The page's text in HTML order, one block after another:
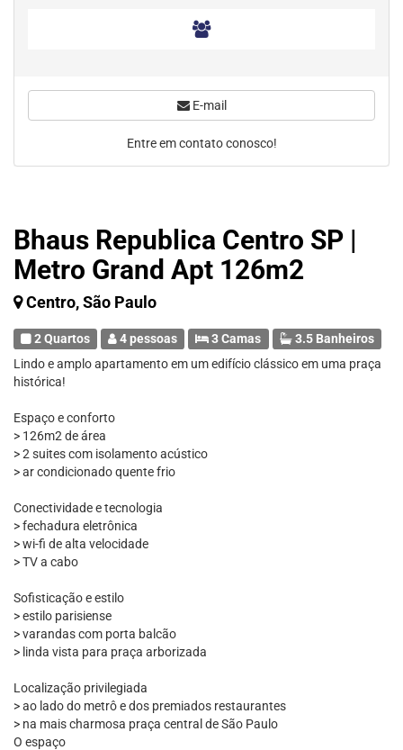
Bhaus Republica Centro SP |
Metro Grand Apt 126m2
Centro, São Paulo
2 Quartos 4 pessoas 3 Camas
3.5 Banheiros
Lindo e amplo apartamento em um edifício clássico em uma praça
histórica!
Espaço e conforto
> 126m2 de área
> 2 suites com isolamento acústico
> ar condicionado quente frio
Conectividade e tecnologia
> fechadura eletrônica
> wi-fi de alta velocidade
> TV a cabo
Sofisticação e estilo
> estilo parisiense
> varandas com porta balcão
> linda vista para praça arborizada
Localização privilegiada
> ao lado do metrô e dos premiados restaurantes
> na mais charmosa praça central de São Paulo
O espaço
E-mail
Entre em contato conosco!